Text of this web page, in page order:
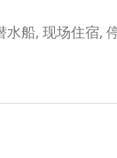
水船, 现场住宿,